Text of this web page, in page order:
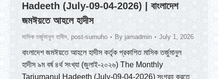
Hadeeth (July-09-04-2026) | বাংলাদেশ
জমঈয়তে আহলে হাদীস
মাসিক তর্জুমানুল হাদীস, post-sumuho By jamadmin July 1, 2026
বাংলাদেশ জমঈয়তে আহলে হাদীস কর্তৃক প্রকাশিত মাসিক তর্জুমানুল
হাদীস ৯ম বর্ষ ৪র্থ সংখ্যা (জুলাই-২০২৬) The Monthly
Tarjumanul Hadeeth (July-09-04-2026) সংগ্রহ করতে